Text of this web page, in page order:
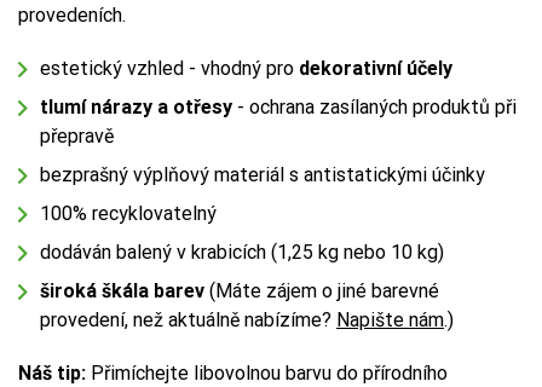
provedeních.
estetický vzhled - vhodný pro dekorativní účely
tlumí nárazy a otřesy - ochrana zasílaných produktů při
přepravě
bezprašný výplňový materiál s antistatickými účinky
100% recyklovatelný
dodáván balený v krabicích (1,25 kg nebo 10 kg)
široká škála barev (Máte zájem o jiné barevné
provedení, než aktuálně nabízíme? Napište nám.)
Náš tip: Přimíchejte libovolnou barvu do přírodního